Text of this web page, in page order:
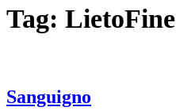
Tag: LietoFine
Sanguigno